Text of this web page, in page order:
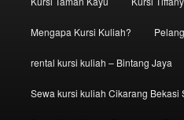
Mengapa Kursi Kuliah?
rental kursi kuliah – Bintang Jaya
Sewa kursi kuliah Cikarang Bekasi